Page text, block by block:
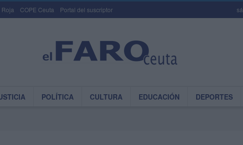
Roja COPE Ceuta Portal del suscriptor
POLÍTICA CULTURA EDUCACIÓN DEPORTES